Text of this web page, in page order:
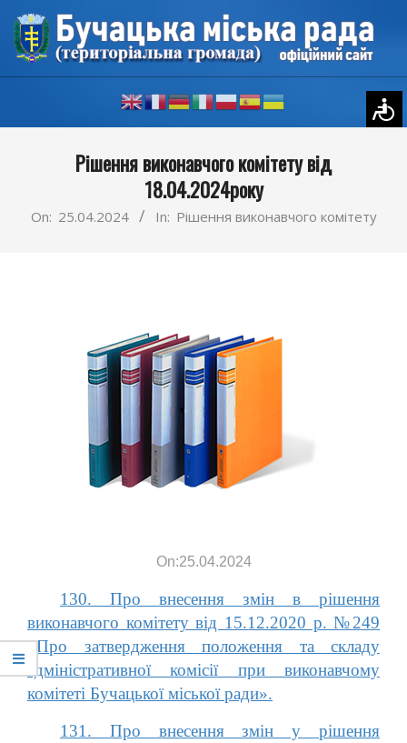
Skip
content
Рішення виконавчого комітету від
18.04.2024року
On: 25.04.2024 In: Рішення виконавчого комітету
On:25.04.2024
130. Про внесення змін в рішення
виконавчого комітету від 15.12.2020 р. №249
«Про затвердження положення та складу
адміністративної комісії при виконавчому
комітеті Бучацької міської ради».
131. Про внесення змін у рішення